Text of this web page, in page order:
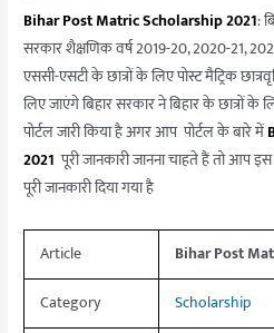
Bihar Post Matric Scholarship 2021:
सरकार शैक्षणिक वर्ष 2019-20, 2020-21,
एससी-एसटी के छात्रों के लिए पोस्ट मैट्रिक
लिए जाएंगे बिहार सरकार ने बिहार के छात्रों के
पोर्टल जारी किया है अगर आप पोर्टल के बारे में
2021 पूरी जानकारी जानना चाहते हैं तो
पूरी जानकारी दिया गया है
Article
Bihar Post
Category
Scholarship
Scholarship
Online
2021